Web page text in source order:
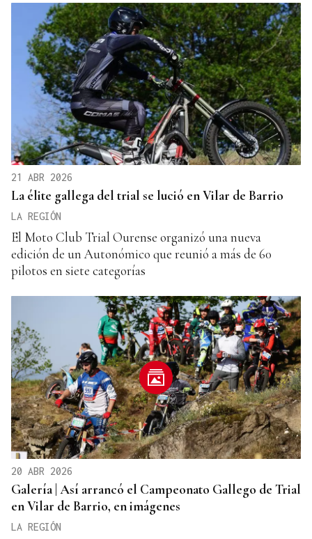
21 ABR 2026
La élite gallega del trial se lució en Vilar de Barrio
LA REGIÓN
El Moto Club Trial Ourense organizó una nueva
edición de un Autonómico que reunió a más de 60
pilotos en siete categorías
20 ABR 2026
Galería | Así arrancó el Campeonato Gallego de Trial
en Vilar de Barrio, en imágenes
LA REGIÓN